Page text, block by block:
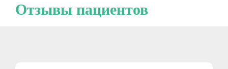
Отзывы пациентов